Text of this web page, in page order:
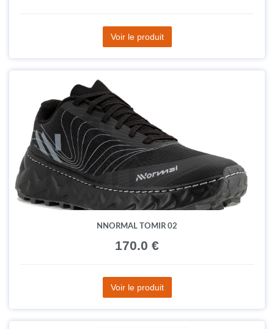
Voir le produit
NNORMAL TOMIR 02
170.0 €
Voir le produit